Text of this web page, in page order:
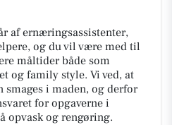
af ernæringsassistenter,
og du vil være med til
måltider både som
ogfamily style. Vi ved, at
i maden, og derfor
for opgaverne i
opvask og rengøring.